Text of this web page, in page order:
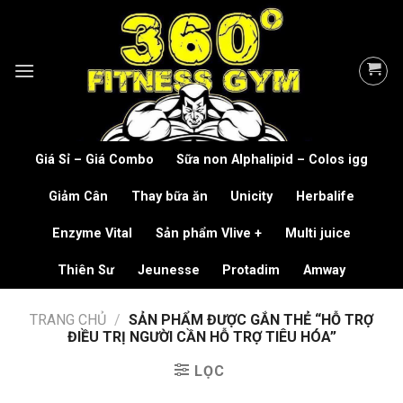
Giá Sỉ – Giá Combo Sữa non Alphalipid – Colos igg
Giảm Cân Thay bữa ăn Unicity Herbalife
Enzyme Vital Sản phẩm Vlive + Multi juice
Thiên Sư Jeunesse Protadim Amway
TRANG CHỦ / SẢN PHẨM ĐƯỢC GẮN THẺ “HỖ TRỢ
ĐIỀU TRỊ NGƯỜI CẦN HỖ TRỢ TIÊU HÓA”
LỌC